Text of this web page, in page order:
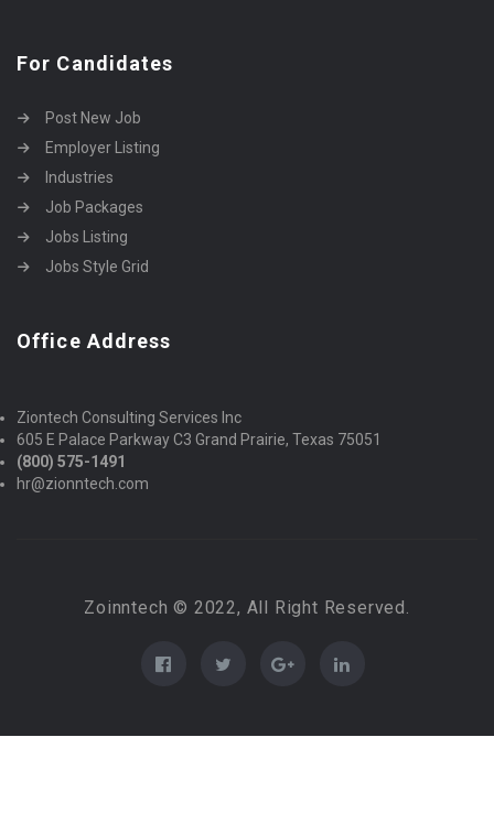
For Candidates
Post New Job
Employer Listing
Industries
Job Packages
Jobs Listing
Jobs Style Grid
Office Address
Ziontech Consulting Services Inc
605 E Palace Parkway C3 Grand Prairie, Texas 75051
(800) 575-1491
hr@zionntech.com
Zoinntech © 2022, All Right Reserved.